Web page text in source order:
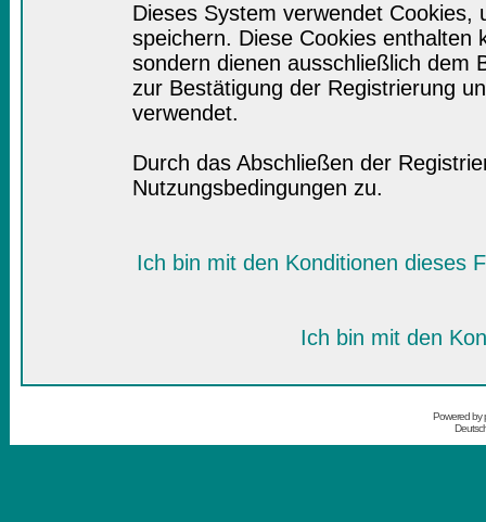
Dieses System verwendet
speichern. Diese Cookies enthalten
sondern dienen ausschließlich dem
zur Bestätigung der Registrierung
verwendet.
Durch das Abschließen der
Nutzungsbedingungen zu.
Ich bin mit den Konditionen dieses
Ich bin mit den
Powered by